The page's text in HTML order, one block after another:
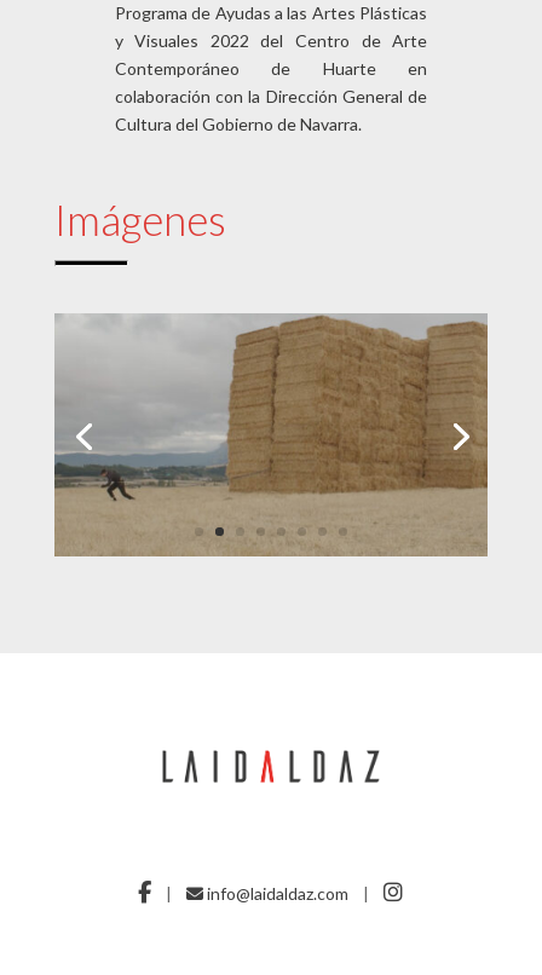
Programa de Ayudas a las Artes Plásticas
y Visuales 2022 del Centro de Arte
Contemporáneo de Huarte en
colaboración con la Dirección General de
Cultura del Gobierno de Navarra.
Imágenes
| info@laidaldaz.com |